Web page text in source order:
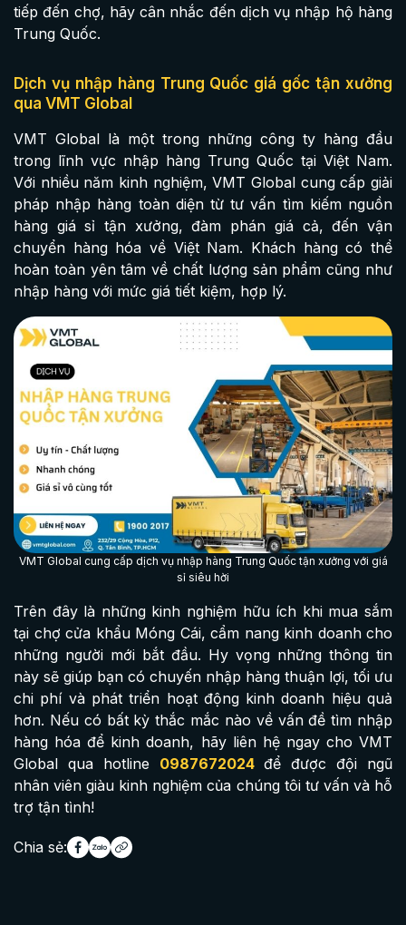
tiếp đến chợ, hãy cân nhắc đến dịch vụ nhập hộ hàng
Trung Quốc.
Dịch vụ nhập hàng Trung Quốc giá gốc tận xưởng
qua VMT Global
VMT Global là một trong những công ty hàng đầu
trong lĩnh vực nhập hàng Trung Quốc tại Việt Nam.
Với nhiều năm kinh nghiệm, VMT Global cung cấp giải
pháp nhập hàng toàn diện từ tư vấn tìm kiếm nguồn
hàng giá sỉ tận xưởng, đàm phán giá cả, đến vận
chuyển hàng hóa về Việt Nam. Khách hàng có thể
hoàn toàn yên tâm về chất lượng sản phẩm cũng như
nhập hàng với mức giá tiết kiệm, hợp lý.
VMT Global cung cấp dịch vụ nhập hàng Trung Quốc tận xưởng với giá
sỉ siêu hời
Trên đây là những kinh nghiệm hữu ích khi mua sắm
tại chợ cửa khẩu Móng Cái, cẩm nang kinh doanh cho
những người mới bắt đầu. Hy vọng những thông tin
này sẽ giúp bạn có chuyến nhập hàng thuận lợi, tối ưu
chi phí và phát triển hoạt động kinh doanh hiệu quả
hơn. Nếu có bất kỳ thắc mắc nào về vấn đề tìm nhập
hàng hóa để kinh doanh, hãy liên hệ ngay cho VMT
Global qua hotline 0987672024để được đội ngũ
nhân viên giàu kinh nghiệm của chúng tôi tư vấn và hỗ
trợ tận tình!
Chia sẻ: